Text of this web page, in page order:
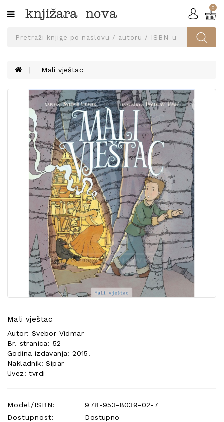
Kategorije
SVEUČILIŠNA
UDŽBENICI
KNJIGE
PRIBOR
I
OPREMA
NARUČI
UDŽBENIKE!
KONTAKT
POSEBNA
PONUDA
0
Mali vještac
Mali vještac
Autor: Svebor Vidmar
Br. stranica: 52
Godina izdavanja: 2015.
Nakladnik: Sipar
Uvez: tvrdi
Model/ISBN:
978-953-8039-02-7
Dostupnost:
Dostupno